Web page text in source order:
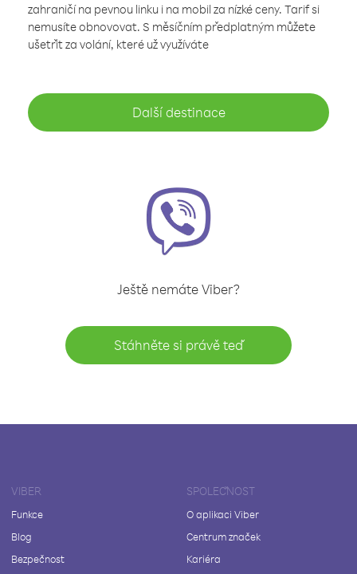
zahraničí na pevnou linku i na mobil za nízké ceny. Tarif si
nemusíte obnovovat. S měsíčním předplatným můžete
ušetřit za volání, které už využíváte
Další destinace
Ještě nemáte Viber?
Stáhněte si právě teď
VIBER
Funkce
Blog
Bezpečnost
SPOLEČNOST
O aplikaci Viber
Centrum značek
Kariéra